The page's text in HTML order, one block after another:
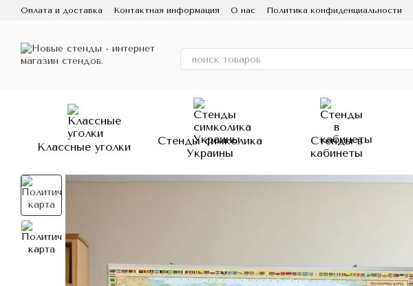
Перейти к основному контенту
Оплата и доставка Контактная информация О нас Политика конфиденциальности
Классные уголки
Стенды симколика
Украины
Стенды в
кабинеты